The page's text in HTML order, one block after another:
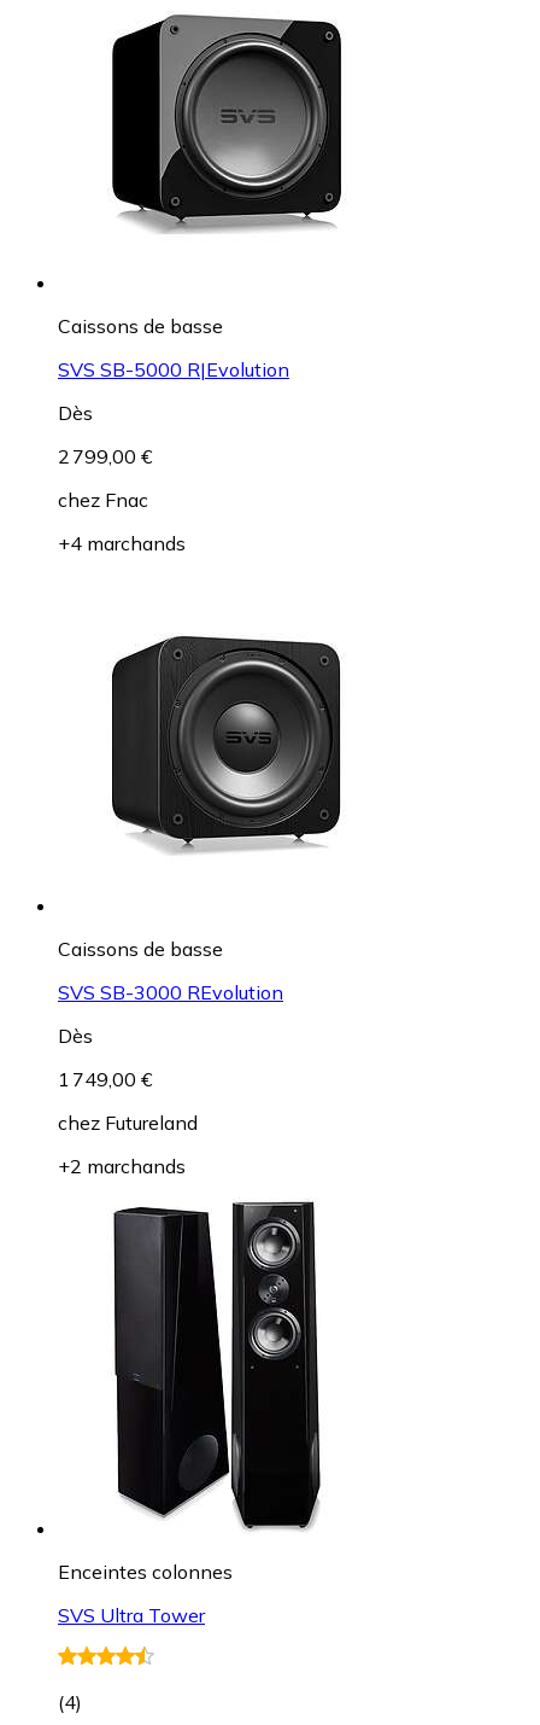
Caissons de basse
SVS SB-5000 R|Evolution
Dès
2 799,00 €
chez Fnac
+4 marchands
Caissons de basse
SVS SB-3000 REvolution
Dès
1 749,00 €
chez Futureland
+2 marchands
Enceintes colonnes
SVS Ultra Tower
(4)